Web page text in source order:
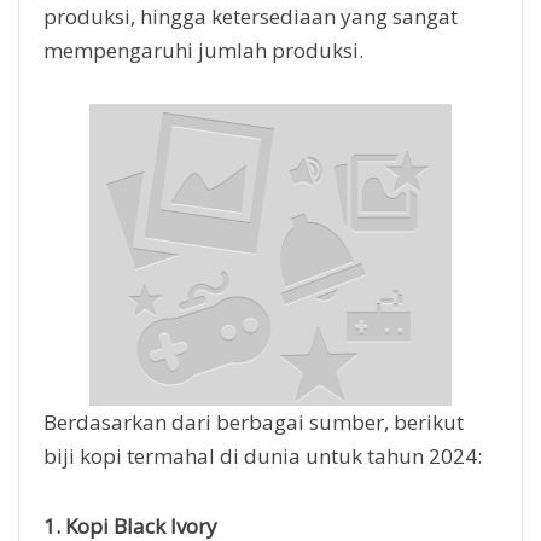
produksi, hingga ketersediaan yang sangat
mempengaruhi jumlah produksi.
Berdasarkan dari berbagai sumber, berikut
biji kopi termahal di dunia untuk tahun 2024:
1. Kopi Black Ivory